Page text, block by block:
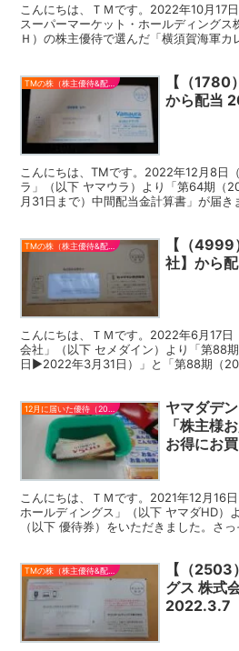
こんにちは、ＴＭです。2022年10月17
スーパーマーケット・ホールディングス
Ｈ）の株主優待で選んだ「横須賀海軍
【（1780
から配当
こんにちは、TMです。2022年12月8日
ラ」（以下 ヤマウラ）より「第64期（
月31日まで）中間配当金計算書」が届き
【（
社】から
こんにちは、ＴＭです。2022年6月17
会社」（以下 セメダイン）より「第88
日▶2022年3月31日）」と「第88期（
ヤマダデ
「株主様
お得にお
こんにちは、ＴＭです。2021年12月16
ホールディングス」（以下 ヤマダHD）
（以下 優待券）をいただきました。さ
TMの株（株主優待&配当）
【（
グス 株式
2022.3.7